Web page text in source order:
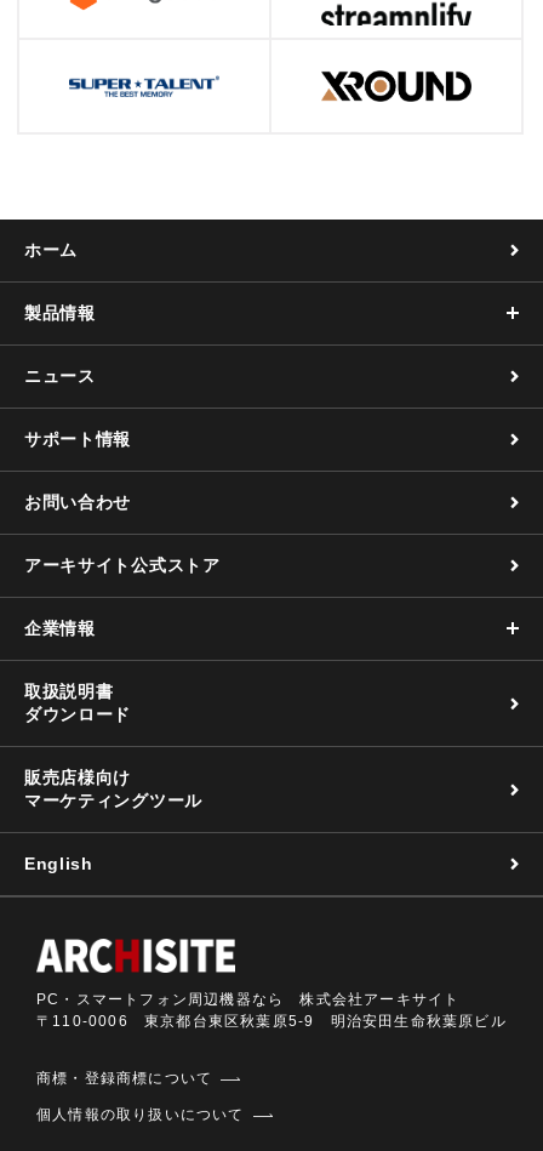
ホーム
製品情報
ニュース
サポート情報
お問い合わせ
アーキサイト公式ストア
企業情報
取扱説明書
ダウンロード
販売店様向け
マーケティングツール
English
PC・スマートフォン周辺機器なら 株式会社アーキサイト
〒110-0006 東京都台東区秋葉原5-9 明治安田生命秋葉原ビル
商標・登録商標について
個人情報の取り扱いについて